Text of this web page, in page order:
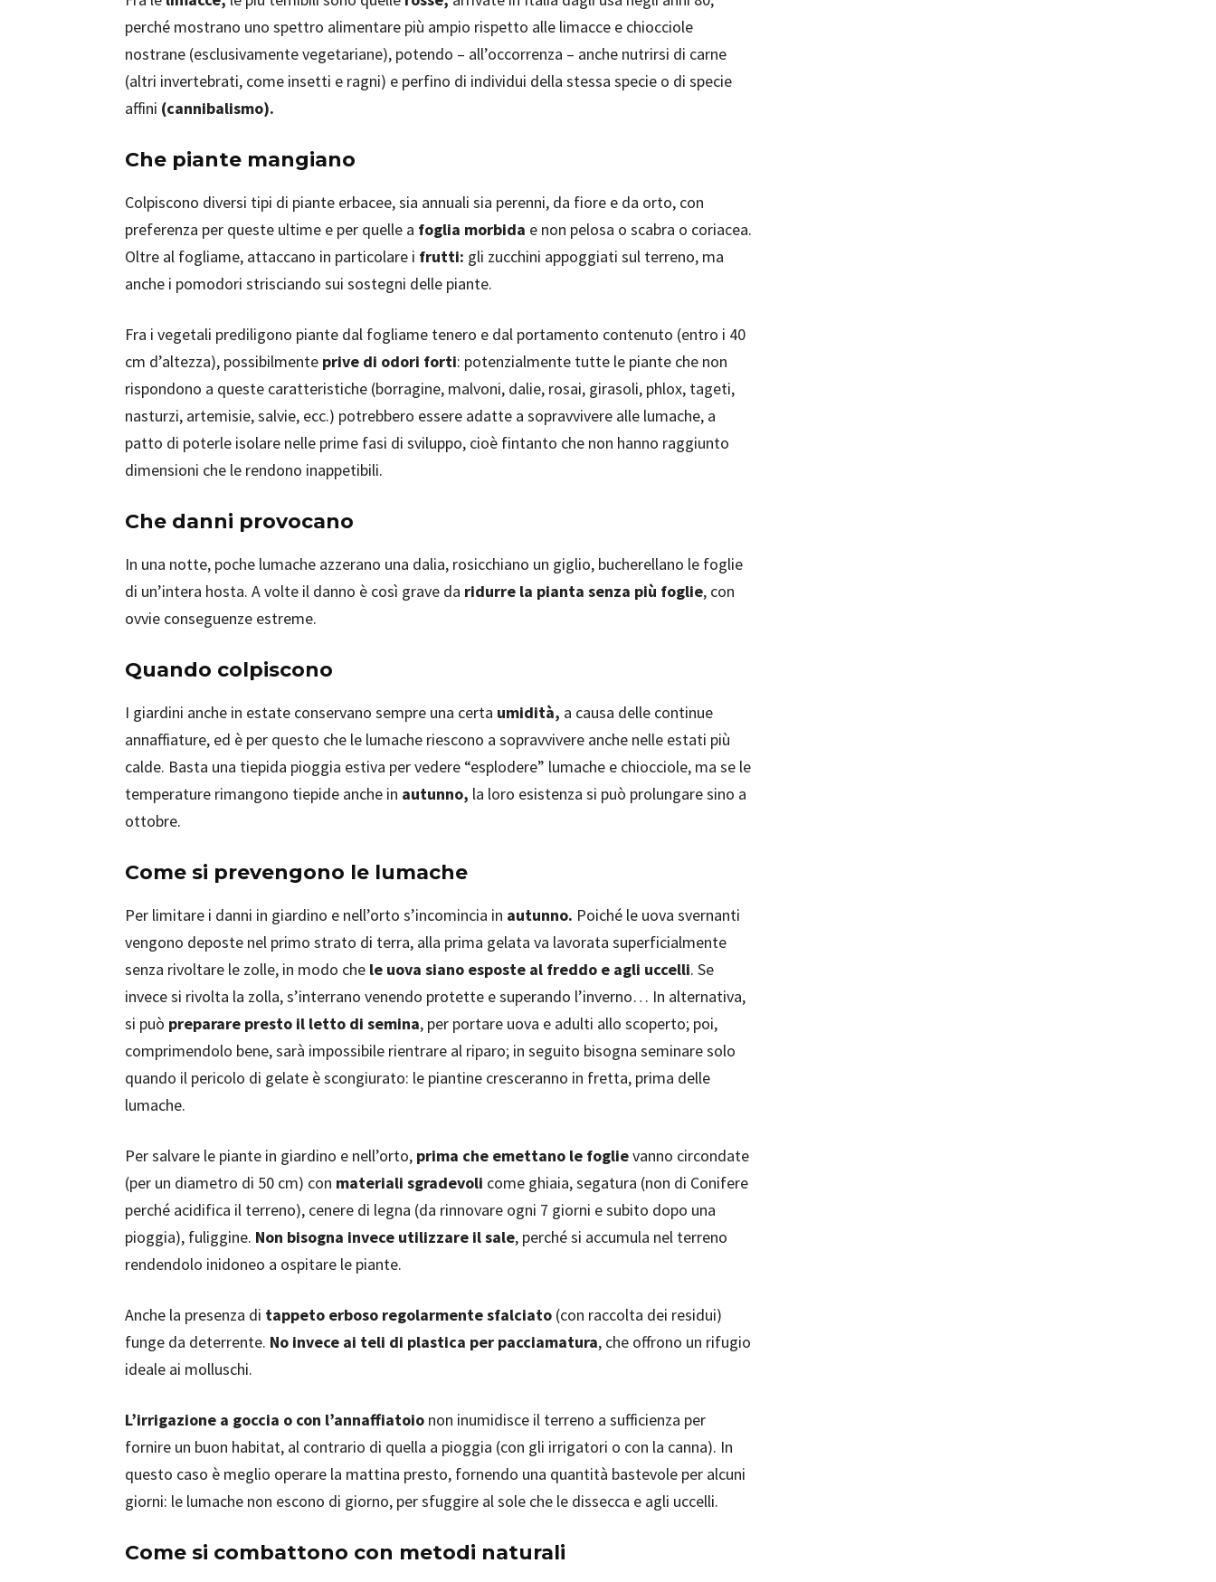
perché mostrano uno spettro alimentare più ampio rispetto alle limacce e chiocciole
nostrane (esclusivamente vegetariane), potendo – all’occorrenza – anche nutrirsi di carne
(altri invertebrati, come insetti e ragni) e perfino di individui della stessa specie o di specie
affini (cannibalismo).
Che piante mangiano
Colpiscono diversi tipi di piante erbacee, sia annuali sia perenni, da fiore e da orto, con
preferenza per queste ultime e per quelle a foglia morbida e non pelosa o scabra o coriacea.
Oltre al fogliame, attaccano in particolare i frutti: gli zucchini appoggiati sul terreno, ma
anche i pomodori strisciando sui sostegni delle piante.
Fra i vegetali prediligono piante dal fogliame tenero e dal portamento contenuto (entro i 40
cm d’altezza), possibilmente prive di odori forti: potenzialmente tutte le piante che non
rispondono a queste caratteristiche (borragine, malvoni, dalie, rosai, girasoli, phlox, tageti,
nasturzi, artemisie, salvie, ecc.) potrebbero essere adatte a sopravvivere alle lumache, a
patto di poterle isolare nelle prime fasi di sviluppo, cioè fintanto che non hanno raggiunto
dimensioni che le rendono inappetibili.
Che danni provocano
In una notte, poche lumache azzerano una dalia, rosicchiano un giglio, bucherellano le foglie
di un’intera hosta. A volte il danno è così grave da ridurre la pianta senza più foglie, con
ovvie conseguenze estreme.
Quando colpiscono
I giardini anche in estate conservano sempre una certa umidità, a causa delle continue
annaffiature, ed è per questo che le lumache riescono a sopravvivere anche nelle estati più
calde. Basta una tiepida pioggia estiva per vedere “esplodere” lumache e chiocciole, ma se le
temperature rimangono tiepide anche in autunno, la loro esistenza si può prolungare sino a
ottobre.
Come si prevengono le lumache
Per limitare i danni in giardino e nell’orto s’incomincia in autunno. Poiché le uova svernanti
vengono deposte nel primo strato di terra, alla prima gelata va lavorata superficialmente
senza rivoltare le zolle, in modo che le uova siano esposte al freddo e agli uccelli. Se
invece si rivolta la zolla, s’interrano venendo protette e superando l’inverno… In alternativa,
si può preparare presto il letto di semina, per portare uova e adulti allo scoperto; poi,
comprimendolo bene, sarà impossibile rientrare al riparo; in seguito bisogna seminare solo
quando il pericolo di gelate è scongiurato: le piantine cresceranno in fretta, prima delle
lumache.
Per salvare le piante in giardino e nell’orto, prima che emettano le foglievanno circondate
(per un diametro di 50 cm) con materiali sgradevoli come ghiaia, segatura (non di Conifere
perché acidifica il terreno), cenere di legna (da rinnovare ogni 7 giorni e subito dopo una
pioggia), fuliggine. Non bisogna invece utilizzare il sale, perché si accumula nel terreno
rendendolo inidoneo a ospitare le piante.
Anche la presenza di tappeto erboso regolarmente sfalciato (con raccolta dei residui)
funge da deterrente. No invece ai teli di plastica per pacciamatura, che offrono un rifugio
ideale ai molluschi.
L’irrigazione a goccia o con l’annaffiatoio non inumidisce il terreno a sufficienza per
fornire un buon habitat, al contrario di quella a pioggia (con gli irrigatori o con la canna). In
questo caso è meglio operare la mattina presto, fornendo una quantità bastevole per alcuni
giorni: le lumache non escono di giorno, per sfuggire al sole che le dissecca e agli uccelli.
Come si combattono con metodi naturali